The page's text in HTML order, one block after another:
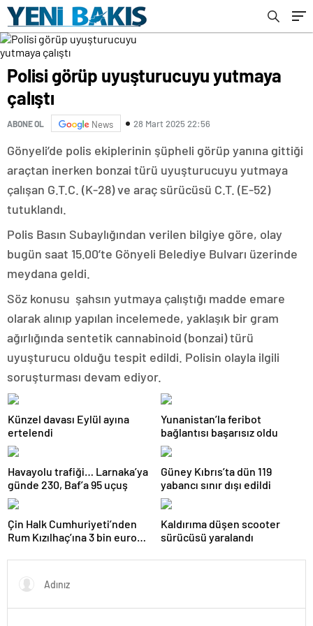
Polisi görüp uyuşturucuyu yutmaya
çalıştı
ABONE OL News 28 Mart 2025 22:56
Gönyeli’de polis ekiplerinin şüpheli görüp yanına gittiği
araçtan inerken bonzai türü uyuşturucuyu yutmaya
çalışan G.T.C. (K-28) ve araç sürücüsü C.T. (E-52)
tutuklandı.
Polis Basın Subaylığından verilen bilgiye göre, olay
bugün saat 15.00’te Gönyeli Belediye Bulvarı üzerinde
meydana geldi.
Söz konusu şahsın yutmaya çalıştığı madde emare
olarak alınıp yapılan incelemede, yaklaşık bir gram
ağırlığında sentetik cannabinoid (bonzai) türü
uyuşturucu olduğu tespit edildi. Polisin olayla ilgili
soruşturması devam ediyor.
Künzel davası Eylül ayına
ertelendi
Yunanistan’la feribot
bağlantısı başarısız oldu
Havayolu trafiği… Larnaka’ya
günde 230, Baf’a 95 uçuş
Güney Kıbrıs’ta dün 119
yabancı sınır dışı edildi
Çin Halk Cumhuriyeti’nden
Rum Kızılhaç’ına 3 bin euro
Kaldırıma düşen scooter
sürücüsü yaralandı